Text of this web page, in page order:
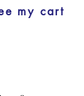
my cart